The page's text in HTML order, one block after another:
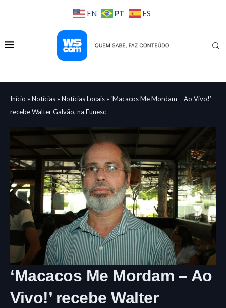
EN PT ES
Início » Notícias » Notícias Locais » ​‘Macacos Me Mordam – Ao Vivo!’
recebe Walter Galvão, na Funesc
​‘Macacos Me Mordam – Ao
Vivo!’ recebe Walter